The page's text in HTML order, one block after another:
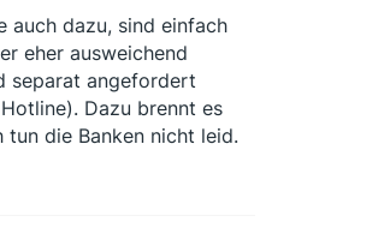
Art zu schreiben
dass ihnen Geld
von
nicht
auch dazu, sind einfach
eher ausweichend
separat angefordert
Dazu brennt es
die Banken nicht leid.